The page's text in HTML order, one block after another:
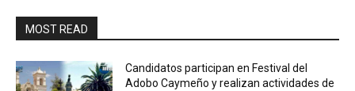
MOST READ
Candidatos participan en Festival del
Adobo Caymeño y realizan actividades de